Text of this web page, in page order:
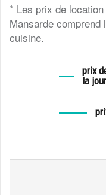
* Les prix de
Mansarde
cuisine.
prix
la